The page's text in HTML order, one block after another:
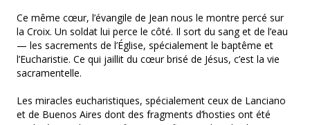
Ce même cœur, l’évangile de Jean nous le montre percé sur
la Croix. Un soldat lui perce le côté. Il sort du sang et de l’eau
— les sacrements de l’Église, spécialement le baptême et
l’Eucharistie. Ce qui jaillit du cœur brisé de Jésus, c’est la vie
sacramentelle.
Les miracles eucharistiques, spécialement ceux de Lanciano
et de Buenos Aires dont des fragments d’hosties ont été